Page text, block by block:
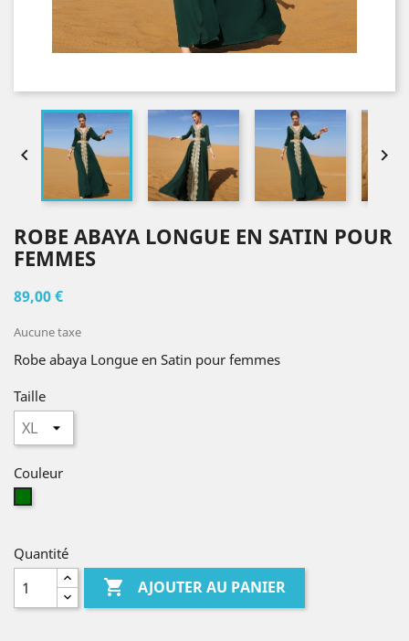
 
ROBE ABAYA LONGUE EN SATIN POUR
FEMMES
89,00 €
Aucune taxe
Robe abaya Longue en Satin pour femmes
Taille
Couleur
Quantité
 AJOUTER AU PANIER